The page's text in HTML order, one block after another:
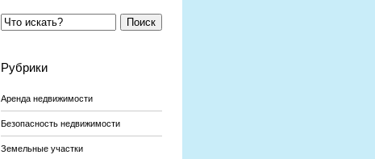
Поиск
Рубрики
Аренда недвижимости
Безопасность недвижимости
Земельные участки